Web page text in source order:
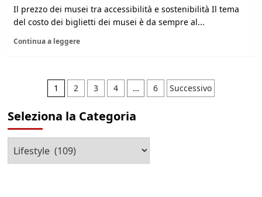
Il prezzo dei musei tra accessibilità e sostenibilità Il tema
del costo dei biglietti dei musei è da sempre al...
Continua a leggere
Paginazione
degli
articoli
1 2 3 4 … 6 Successivo
Seleziona la Categoria
la